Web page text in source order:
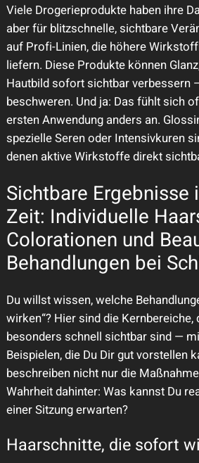
Viele Drogerieprodukte haben ihre
aber für blitzschnelle, sichtbare
auf Profi-Linien, die höhere
liefern. Diese Produkte können
Hautbild sofort sichtbar verbessern
beschweren. Und ja: Das fühlt sich
ersten Anwendung anders an.
spezielle Seren oder Intensivkuren
denen aktive Wirkstoffe direkt
Sichtbare Ergebnisse
Zeit: Individuelle
Colorationen und
Behandlungen bei
Du willst wissen, welche
wirken“? Hier sind die Kernbereiche,
besonders schnell sichtbar sind —
Beispielen, die Du Dir gut vorstellen
beschreiben nicht nur die
Wahrheit dahinter: Was kannst Du
einer Sitzung erwarten?
Haarschnitte, die sofort